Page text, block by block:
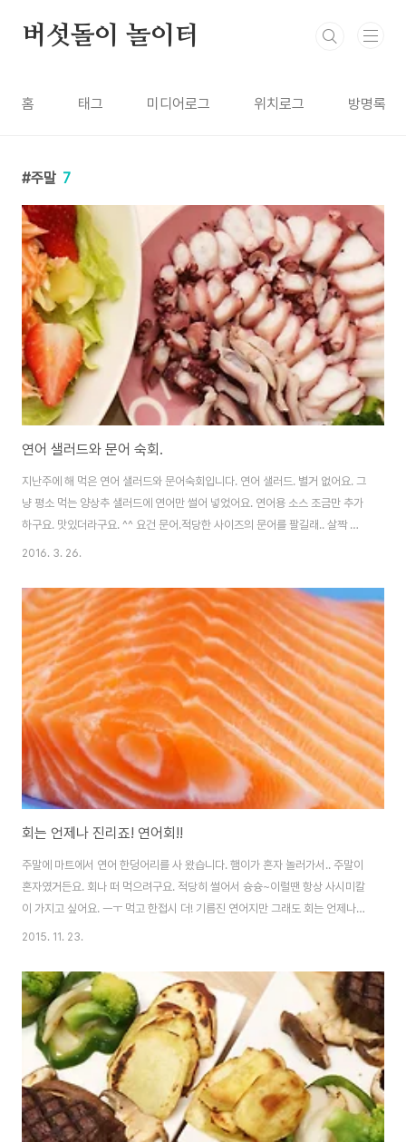
버섯돌이 놀이터
홈 태그 미디어로그 위치로그 방명록
주말 7
연어 샐러드와 문어 숙회.
지난주에 해 먹은 연어 샐러드와 문어숙회입니다. 연어 샐러드. 별거 없어요. 그
냥 평소 먹는 양상추 샐러드에 연어만 썰어 넣었어요. 연어용 소스 조금만 추가
하구요. 맛있더라구요. ^^ 요건 문어.적당한 사이즈의 문어를 팔길래.. 살짝 데
쳐서 썰면 끝! 문어는 역시 마늘기름장이 딱인거 같아요. ㅎㅎ 사먹는거 만큼은
2016. 3. 26.
회는 언제나 진리죠! 연어회!!
주말에 마트에서 연어 한덩어리를 사 왔습니다. 햄이가 혼자 놀러가서.. 주말이
혼자였거든요. 회나 떠 먹으려구요. 적당히 썰어서 슝슝~이럴땐 항상 사시미칼
이 가지고 싶어요. ㅡㅜ 먹고 한접시 더! 기름진 연어지만 그래도 회는 언제나
진리! 다음에는 참치도 한번 떠볼까나~? ㅎㅎ
2015. 11. 23.